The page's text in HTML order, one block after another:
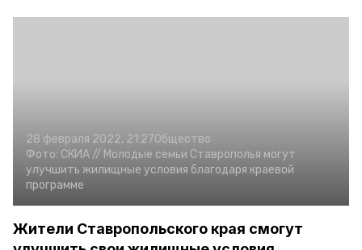
28 февраля 2022, 21:27Общество
Фото: СКИА // Молодые семьи Ставрополья могут
улучшить жилищные условия благодаря краевой
программе
Жители Ставропольского края смогут